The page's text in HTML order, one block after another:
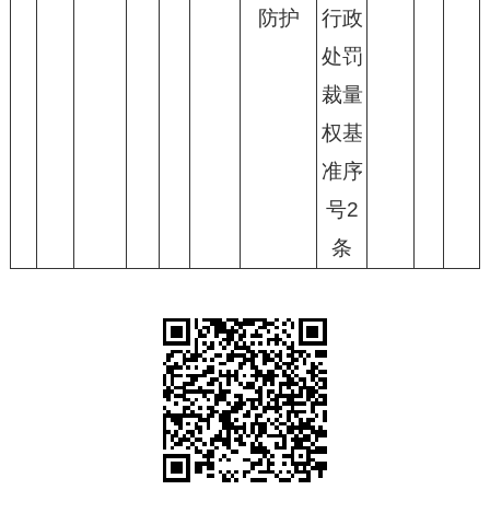
防护
行政
处罚
裁量
权基
准序
号2
条